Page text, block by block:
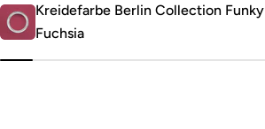
Kreidefarbe Berlin Collection Funky
Fuchsia